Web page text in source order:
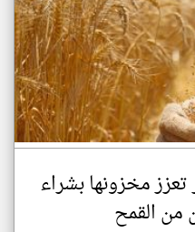
تعزز مخزونها بشراء